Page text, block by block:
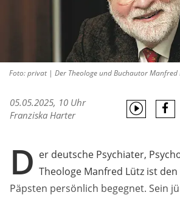
Foto: privat | Der Theologe und Buchautor Manfred
05.05.2025, 10 Uhr
Franziska Harter
D er deutsche Psychiater,
Theologe Manfred Lütz ist
Päpsten persönlich begegnet. Sein